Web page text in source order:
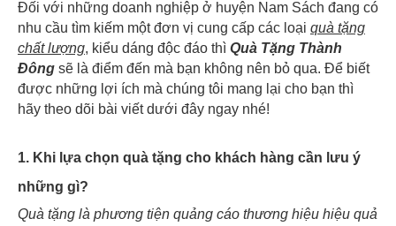
Đối với những doanh nghiệp ở huyện Nam Sách đang có
nhu cầu tìm kiếm một đơn vị cung cấp các loại quà tặng
chất lượng, kiểu dáng độc đáo thì Quà Tặng Thành
Đông sẽ là điểm đến mà bạn không nên bỏ qua. Để biết
được những lợi ích mà chúng tôi mang lại cho bạn thì
hãy theo dõi bài viết dưới đây ngay nhé!
1. Khi lựa chọn quà tặng cho khách hàng cần lưu ý
những gì?
Quà tặng là phương tiện quảng cáo thương hiệu hiệu quả